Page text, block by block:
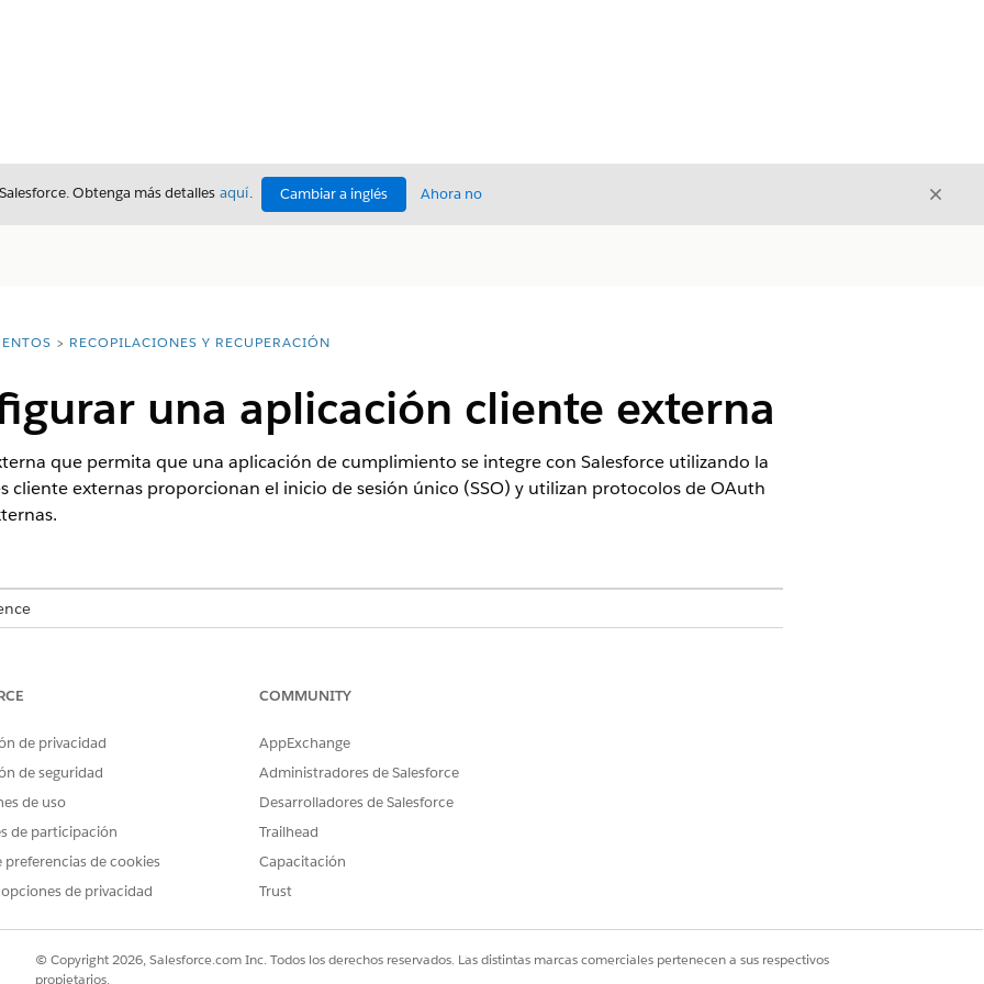
Obtenga más detalles aquí. Cambiar a inglés Ahora no Cerrar
RECOPILACIONES Y RECUPERACIÓN
una aplicación cliente externa
que permita que una aplicación de cumplimiento se integre con Salesforce utilizando la
cliente externas proporcionan el inicio de sesión único (SSO) y utilizan protocolos de OAuth
PERMISOS DE USUARIO NECESARIOS
locales: Crear, modificar y eliminar aplicaciones cliente externas
local e ingrese estos valores para los parámetros.
seleccione
como estado de distribución.
OAuth.
basándose en sus requisitos de negocio y guarde sus cambios.
de privacidad
de seguridad
de uso
de participación
preferencias de cookies
opciones de privacidad
COMMUNITY
AppExchange
Administradores de Salesforce
Desarrolladores de Salesforce
Trailhead
Capacitación
Trust
© Copyright 2026, Salesforce.com Inc. Todos los derechos reservados. Las distintas marcas comerciales pertenecen a sus respectivos
propietarios.